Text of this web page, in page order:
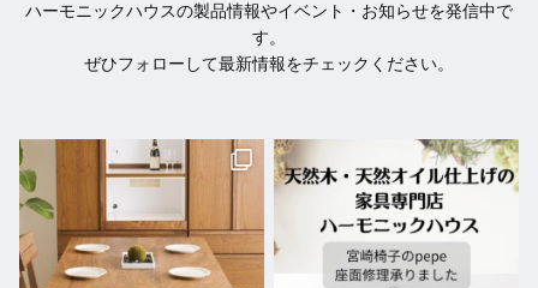
ハーモニックハウスの製品情報やイベント・お知らせを発信中で
す。
ぜひフォローして最新情報をチェックください。